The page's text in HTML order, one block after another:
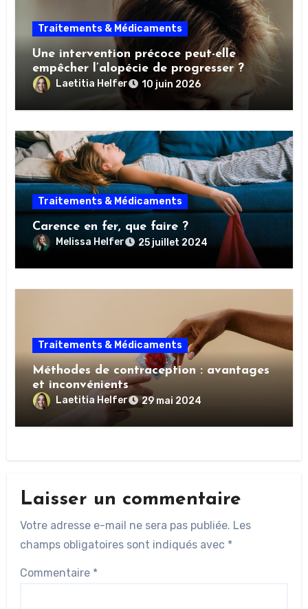
Traitements & Médicaments
Une intervention précoce peut-elle
empêcher l’alopécie de progresser ?
Laetitia Helfer 10 juin 2026
Traitements & Médicaments
Carence en fer, que faire ?
Melissa Helfer 25 juillet 2024
Traitements & Médicaments
Méthodes de contraception : avantages
et inconvénients
Laetitia Helfer 29 mai 2024
Laisser un commentaire
Votre adresse e-mail ne sera pas publiée. Les
champs obligatoires sont indiqués avec *
Commentaire *